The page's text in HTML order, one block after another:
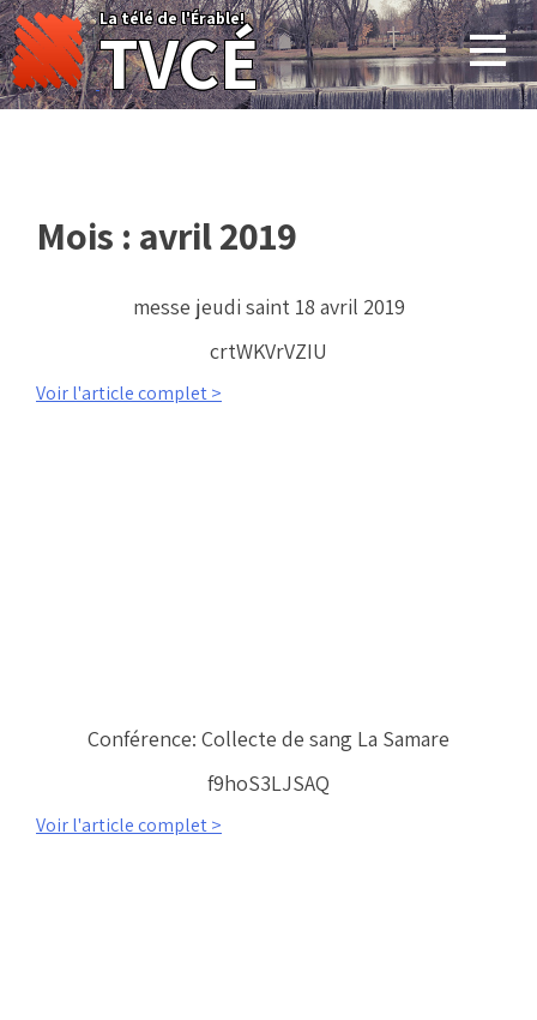
Skip
to
content
La télé de l'Érable!
TVCÉ
Mois : avril 2019
messe jeudi saint 18 avril 2019
crtWKVrVZIU
Voir l'article complet >
Conférence: Collecte de sang La Samare
f9hoS3LJSAQ
Voir l'article complet >